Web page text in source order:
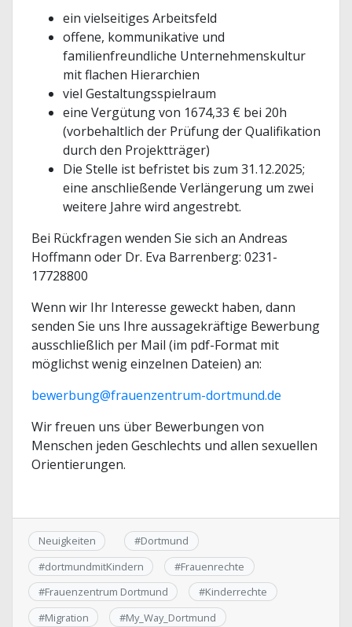
ein vielseitiges Arbeitsfeld
offene, kommunikative und
familienfreundliche Unternehmenskultur
mit flachen Hierarchien
viel Gestaltungsspielraum
eine Vergütung von 1674,33 € bei 20h
(vorbehaltlich der Prüfung der Qualifikation
durch den Projektträger)
Die Stelle ist befristet bis zum 31.12.2025;
eine anschließende Verlängerung um zwei
weitere Jahre wird angestrebt.
Bei Rückfragen wenden Sie sich an Andreas
Hoffmann oder Dr. Eva Barrenberg: 0231-
17728800
Wenn wir Ihr Interesse geweckt haben, dann
senden Sie uns Ihre aussagekräftige Bewerbung
ausschließlich per Mail (im pdf-Format mit
möglichst wenig einzelnen Dateien) an:
bewerbung@frauenzentrum-dortmund.de
Wir freuen uns über Bewerbungen von
Menschen jeden Geschlechts und allen sexuellen
Orientierungen.
Neuigkeiten #Dortmund
#dortmundmitKindern #Frauenrechte
#Frauenzentrum Dortmund #Kinderrechte
#Migration #My_Way_Dortmund